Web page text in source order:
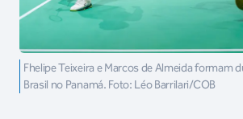
Fhelipe Teixeira e Marcos de Almeida formam
Brasil no Panamá. Foto: Léo Barrilari/COB